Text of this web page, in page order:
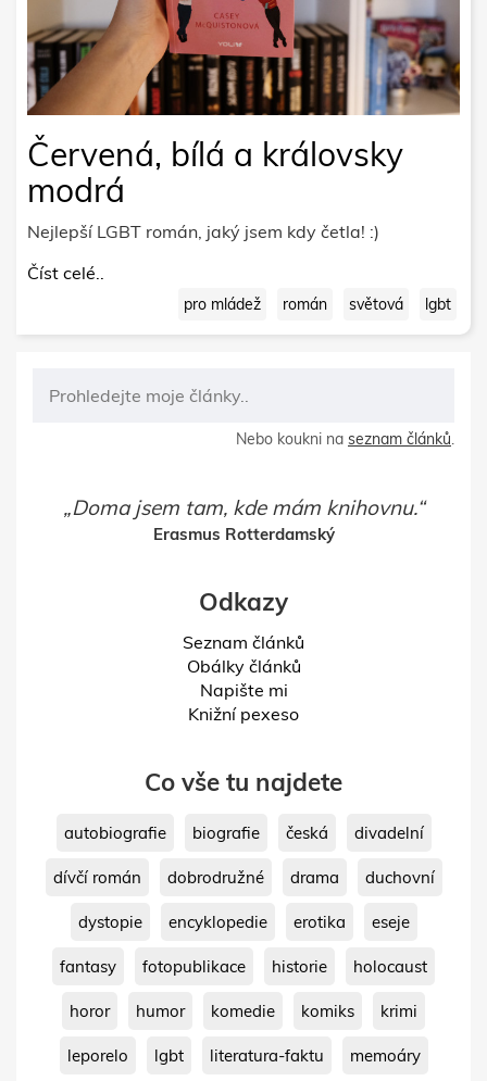
Červená, bílá a královsky
modrá
Nejlepší LGBT román, jaký jsem kdy četla! :)
Číst celé..
pro mládež román světová lgbt
Nebo koukni na seznam článků.
Doma jsem tam, kde mám knihovnu.
Erasmus Rotterdamský
Odkazy
Seznam článků
Obálky článků
Napište mi
Knižní pexeso
Co vše tu najdete
autobiografie biografie česká divadelní
dívčí román dobrodružné drama duchovní
dystopie encyklopedie erotika eseje
fantasy fotopublikace historie holocaust
horor humor komedie komiks krimi
leporelo lgbt literatura-faktu memoáry